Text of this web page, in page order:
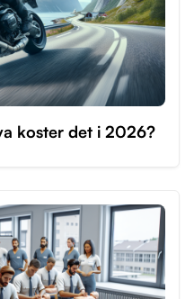
koster det i 2026?